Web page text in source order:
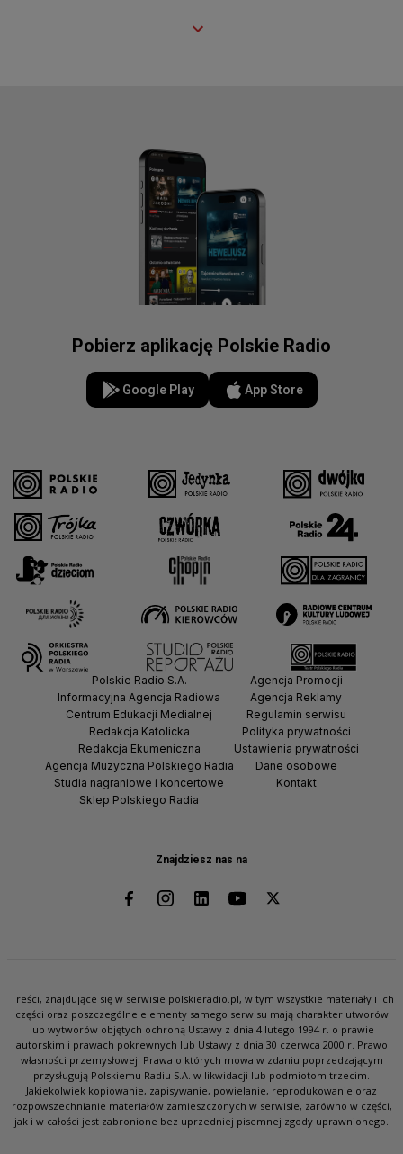
Pobierz aplikację Polskie Radio
Google Play App Store
Znajdziesz nas na
Polskie Radio S.A.
Informacyjna Agencja Radiowa
Centrum Edukacji Medialnej
Redakcja Katolicka
Redakcja Ekumeniczna
Agencja Muzyczna Polskiego Radia
Studia nagraniowe i koncertowe
Sklep Polskiego Radia
Agencja Promocji
Agencja Reklamy
Regulamin serwisu
Polityka prywatności
Ustawienia prywatności
Dane osobowe
Kontakt
Treści, znajdujące się w serwisie polskieradio.pl, w tym wszystkie materiały i ich
części oraz poszczególne elementy samego serwisu mają charakter utworów
lub wytworów objętych ochroną Ustawy z dnia 4 lutego 1994 r. o prawie
autorskim i prawach pokrewnych lub Ustawy z dnia 30 czerwca 2000 r. Prawo
własności przemysłowej. Prawa o których mowa w zdaniu poprzedzającym
przysługują Polskiemu Radiu S.A. w likwidacji lub podmiotom trzecim.
Jakiekolwiek kopiowanie, zapisywanie, powielanie, reprodukowanie oraz
rozpowszechnianie materiałów zamieszczonych w serwisie, zarówno w części,
jak i w całości jest zabronione bez uprzedniej pisemnej zgody uprawnionego.